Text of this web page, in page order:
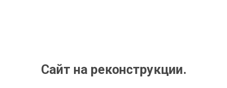
Сайт на реконструкции.